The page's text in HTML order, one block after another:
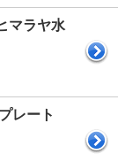
マラヤ水
レート